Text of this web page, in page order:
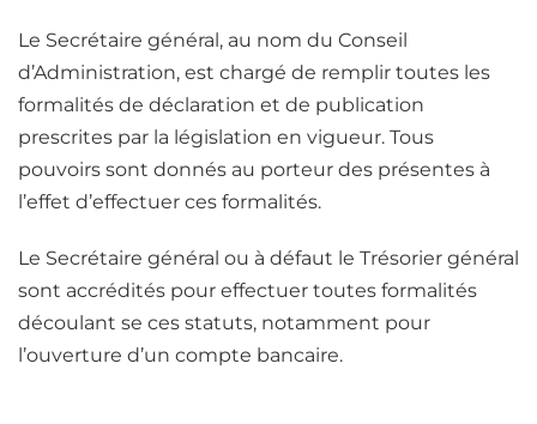
Le Secrétaire général, au nom du Conseil
d’Administration, est chargé de remplir toutes les
formalités de déclaration et de publication
prescrites par la législation en vigueur. Tous
pouvoirs sont donnés au porteur des présentes à
l’effet d’effectuer ces formalités.
Le Secrétaire général ou à défaut le Trésorier général
sont accrédités pour effectuer toutes formalités
découlant se ces statuts, notamment pour
l’ouverture d’un compte bancaire.